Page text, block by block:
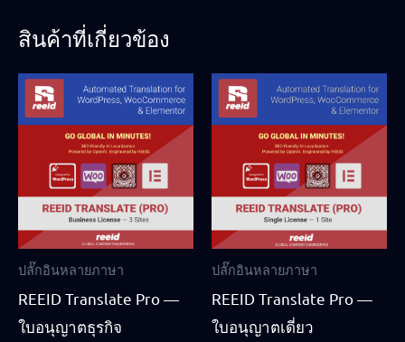
สินค้าที่เกี่ยวข้อง
ปลั๊กอินหลายภาษา
REEID Translate Pro —
ใบอนุญาตธุรกิจ
ปลั๊กอินหลายภาษา
REEID Translate Pro —
ใบอนุญาตเดี่ยว